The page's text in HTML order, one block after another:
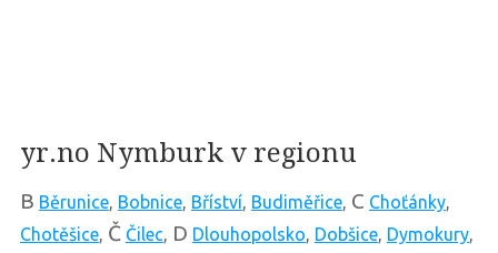
yr.no Nymburk v regionu
B Běrunice, Bobnice, Bříství, Budiměřice, C Choťánky,
Chotěšice, Č Čilec, D Dlouhopolsko, Dobšice, Dymokury,